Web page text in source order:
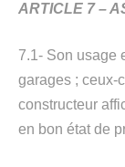
ARTICLE 7 –
7.1- Son usage
garages ; ceux-
constructeur
en bon état de